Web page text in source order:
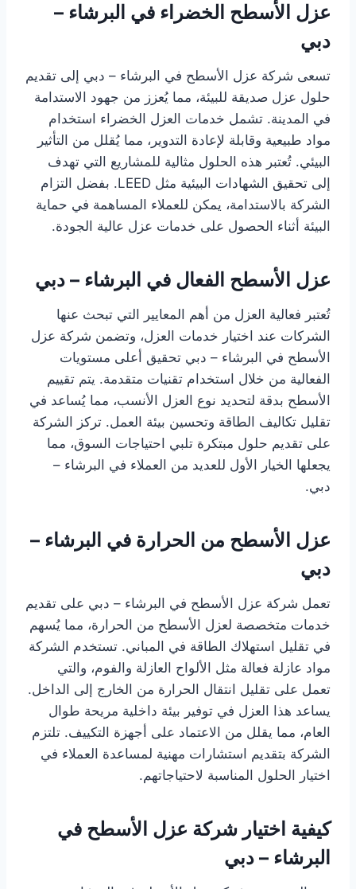
عزل الأسطح الخضراء في البرشاء –
دبي
تسعى شركة عزل الأسطح في البرشاء – دبي إلى تقديم
حلول عزل صديقة للبيئة، مما يُعزز من جهود الاستدامة
في المدينة. تشمل خدمات العزل الخضراء استخدام
مواد طبيعية وقابلة لإعادة التدوير، مما يُقلل من التأثير
البيئي. تُعتبر هذه الحلول مثالية للمشاريع التي تهدف
إلى تحقيق الشهادات البيئية مثل LEED. بفضل التزام
الشركة بالاستدامة، يمكن للعملاء المساهمة في حماية
البيئة أثناء الحصول على خدمات عزل عالية الجودة.
عزل الأسطح الفعال في البرشاء – دبي
تُعتبر فعالية العزل من أهم المعايير التي تبحث عنها
الشركات عند اختيار خدمات العزل، وتضمن شركة عزل
الأسطح في البرشاء – دبي تحقيق أعلى مستويات
الفعالية من خلال استخدام تقنيات متقدمة. يتم تقييم
الأسطح بدقة لتحديد نوع العزل الأنسب، مما يُساعد في
تقليل تكاليف الطاقة وتحسين بيئة العمل. تركز الشركة
على تقديم حلول مبتكرة تلبي احتياجات السوق، مما
يجعلها الخيار الأول للعديد من العملاء في البرشاء –
دبي.
عزل الأسطح من الحرارة في البرشاء –
دبي
تعمل شركة عزل الأسطح في البرشاء – دبي على تقديم
خدمات متخصصة لعزل الأسطح من الحرارة، مما يُسهم
في تقليل استهلاك الطاقة في المباني. تستخدم الشركة
مواد عازلة فعالة مثل الألواح العازلة والفوم، والتي
تعمل على تقليل انتقال الحرارة من الخارج إلى الداخل.
يساعد هذا العزل في توفير بيئة داخلية مريحة طوال
العام، مما يقلل من الاعتماد على أجهزة التكييف. تلتزم
الشركة بتقديم استشارات مهنية لمساعدة العملاء في
اختيار الحلول المناسبة لاحتياجاتهم.
كيفية اختيار شركة عزل الأسطح في
البرشاء – دبي